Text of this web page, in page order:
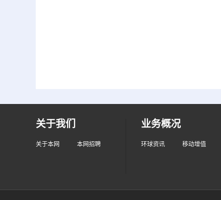
关于我们
关于本网 本网招聘
业务概况
环球资讯 移动增值